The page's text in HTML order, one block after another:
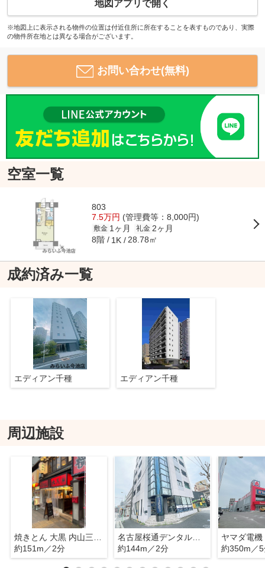
地図アプリで開く
※地図上に表示される物件の位置は付近住所に所在することを表すものであり、実際
の物件所在地とは異なる場合がございます。
お問い合わせ(無料)
空室一覧
803
7.5万円 (管理費等：8,000円)
敷金 1ヶ月 礼金 2ヶ月
8階 1K 28.78㎡
成約済み一覧
エディアン千種 エディアン千種
周辺施設
約151m／2分
名古屋桜通デンタルクリニック
約144m／2分
約350m／